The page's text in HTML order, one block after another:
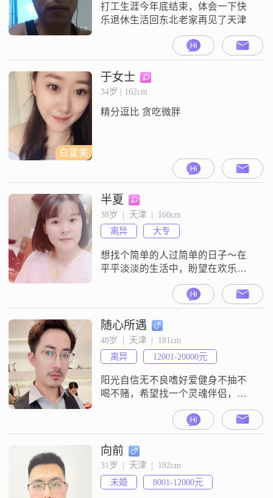
打工生涯今年底结束，体会一下快
乐退休生活回东北老家再见了天津
白富美
于女士
34岁 | 162cm
精分逗比 贪吃微胖
半夏
38岁  |  天津  |  160cm
离异
大专
想找个简单的人过简单的日子～在
平平淡淡的生活中，盼望在欢乐的
每个瞬间都有你的影子
随心所遇
48岁  |  天津  |  181cm
离异
12001-20000元
阳光自信无不良嗜好爱健身不抽不
喝不赌，希望找一个灵魂伴侣，白
向前
31岁  |  天津  |  182cm
未婚
8001-12000元